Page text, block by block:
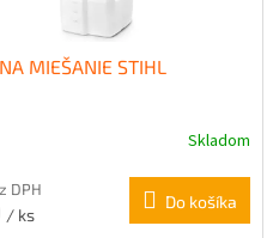
MIEŠANIE STIHL
Skladom
DPH
/ ks
Do košíka